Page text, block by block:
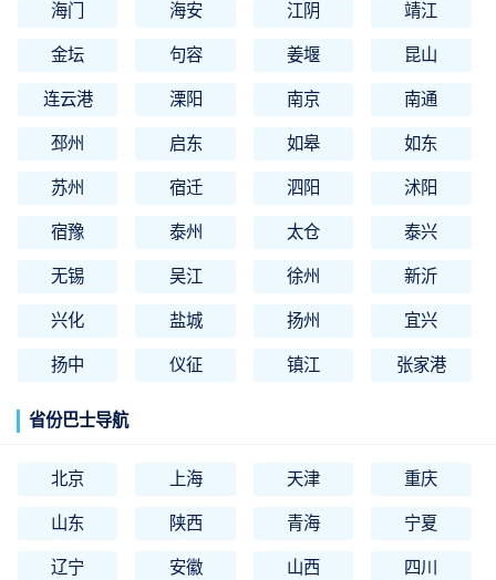
海门 海安 江阴 靖江
金坛 句容 姜堰 昆山
连云港 溧阳 南京 南通
邳州 启东 如皋 如东
苏州 宿迁 泗阳 沭阳
宿豫 泰州 太仓 泰兴
无锡 吴江 徐州 新沂
兴化 盐城 扬州 宜兴
扬中 仪征 镇江 张家港
省份巴士导航
北京 上海 天津 重庆
山东 陕西 青海 宁夏
辽宁 安徽 山西 四川